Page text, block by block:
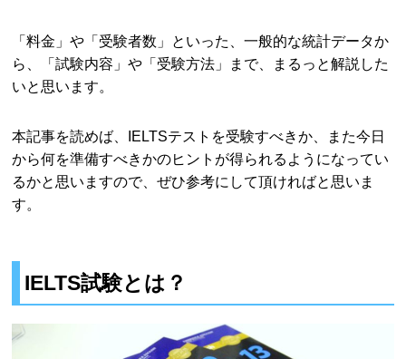
「料金」や「受験者数」といった、一般的な統計データか
ら、「試験内容」や「受験方法」まで、まるっと解説した
いと思います。
本記事を読めば、IELTSテストを受験すべきか、また今日
から何を準備すべきかのヒントが得られるようになってい
るかと思いますので、ぜひ参考にして頂ければと思いま
す。
IELTS試験とは？